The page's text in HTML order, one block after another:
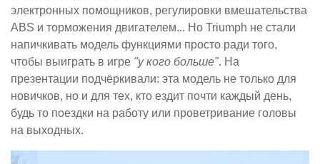
электронных помощников, регулировки вмешательства
ABS и торможения двигателем... Но Triumph не стали
напичкивать модель функциями просто ради того,
чтобы выиграть в игре "у кого больше". На
презентации подчёркивали: эта модель не только для
новичков, но и для тех, кто ездит почти каждый день,
будь то поездки на работу или проветривание головы
на выходных.